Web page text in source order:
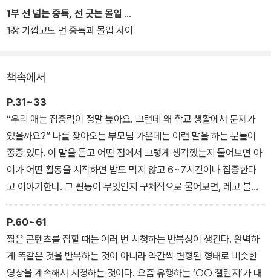
『집중력의 배신』은 뇌과학 연구와 심리 이론, 임상을 토대로 주체적
삶을 만드는 ‘능동적 집중력’에 대해 되짚어 본다. 과몰입 주치의 한덕
정을 거치면서도 두 가지 행위가 왜 극단의 결과를 야기하는지, 충동
성의 늪에 빠진 사람들이 어떻게 헤어나올 수 있는지, 급변하는 시대
에서의 몰입이란 결국 무엇을 나타내는지 이 책에서 안내하는 뚜렷하
고 분명한 솔루션은 탐닉의 시대를 표류하는 현대인들에게 명징한 지
표가 되어 줄 것이다.
1부 선 넘는 중독, 선 긋는 몰입
1장 가깝고도 먼 중독과 몰입 사이
책속에서
P.31~33
“우리 애는 집중력이 정말 높아요. 그런데 왜 학교 생활에서 문제가
있을까요?” 나를 찾아오는 부모님 가운데는 이런 말을 하는 분들이
종종 있다. 이 말을 듣고 어떤 점에서 그렇게 생각했는지 물어보면 아
이가 어떤 활동을 시작하면 밥도 먹지 않고 6~7시간이나 집중한다
고 이야기한다. 그 활동이 무엇인지 구체적으로 물어보면, 레고 블록
맞추기나만화책 읽기 등 대체로 아이가 좋아하는 활동인 경우가 많
다. 이 모습을 본 부모는 이 정도면 집중력이 높은 것 같은데 왜 학교
에서는 공부를 안 하는지, 왜 집중력에 문제가 있다고 하는지 이해할
수가 없다는 반응이다. 자, 한번 생각해보자. 이 아이는 정말로 집중력
이 높은 걸까? 부모님 말대로 특정 분야의 천재인 걸까? 안타깝지만
P.60~61
짧은 콘텐츠를 접할 때는 여러 번 시청하는 반복성이 생긴다. 완벽하
게 똑같은 것을 반복하는 것이 아니라 약간씩 변형된 형태로 비슷한
영상을 계속해서 시청하는 것이다. 요즘 유행하는 ‘○○ 챌린지’가 대